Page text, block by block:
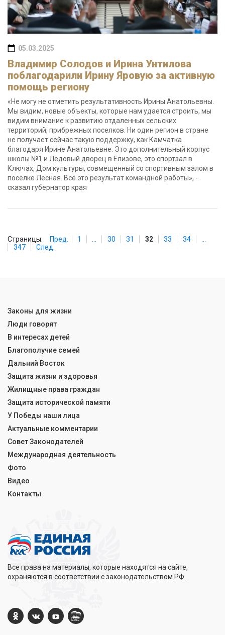
05.03.2025
Владимир Солодов и Ирина Унтилова
поблагодарили Ирину Яровую за активную
помощь региону
«Не могу не отметить результативность Ирины Анатольевны.
Мы видим, новые объекты, которые нам удается строить, мы
видим внимание к развитию отдаленных сельских
территорий, прибрежных поселков. Ни один регион в стране
не получает сейчас такую поддержку, как Камчатка
благодаря Ирине Анатольевне. Это дополнительный корпус
школы №1 и Ледовый дворец в Елизове, это спортзал в
Ключах, Дом культуры, совмещенный со спортивным залом в
посёлке Лесная. Всё это результат командной работы», -
сказал губернатор края
Страницы: Пред. 1 30 31 32 33 34
347
След.
Все права на материалы, которые находятся на сайте,
охраняются в соответствии с законодательством РФ.
Законы для жизни
Люди говорят
В интересах детей
Благополучие семей
Дальний Восток
Защита жизни и здоровья
Жилищные права граждан
Защита исторической памяти
У Победы наши лица
Актуальные комментарии
Совет Законодателей
Международная деятельность
Фото
Видео
Контакты